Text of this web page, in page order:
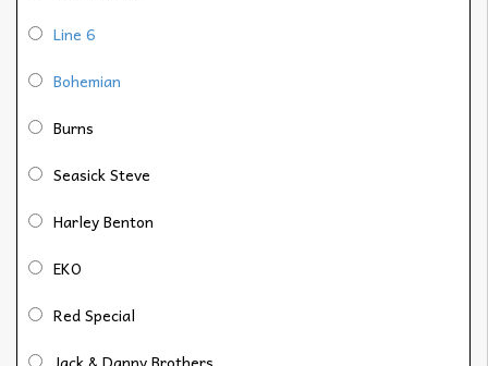
Line 6
Bohemian
Burns
Seasick Steve
Harley Benton
EKO
Red Special